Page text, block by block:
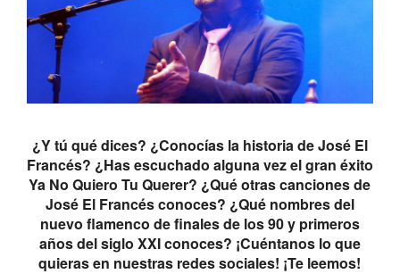
¿Y tú qué dices? ¿Conocías la historia de José El
Francés? ¿Has escuchado alguna vez el gran éxito
Ya No Quiero Tu Querer? ¿Qué otras canciones de
José El Francés conoces? ¿Qué nombres del
nuevo flamenco de finales de los 90 y primeros
años del siglo XXI conoces? ¡Cuéntanos lo que
quieras en nuestras redes sociales! ¡Te leemos!